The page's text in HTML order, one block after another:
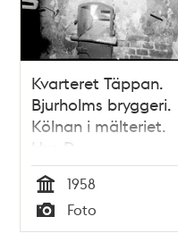
Kvarteret Täppan.
Bjurholms bryggeri.
Kölnan i mälteriet.
Hus D
Tid
1958
Typ
Foto